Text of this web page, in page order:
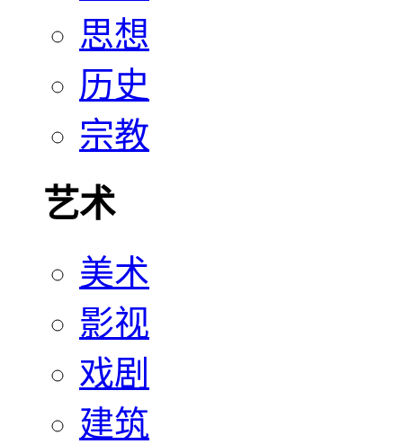
思想
历史
宗教
艺术
美术
影视
戏剧
建筑